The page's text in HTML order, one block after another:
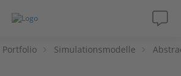
Portfolio Simulationsmodelle